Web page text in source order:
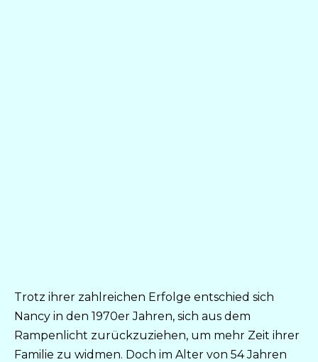
Trotz ihrer zahlreichen Erfolge entschied sich
Nancy in den 1970er Jahren, sich aus dem
Rampenlicht zurückzuziehen, um mehr Zeit ihrer
Familie zu widmen. Doch im Alter von 54 Jahren